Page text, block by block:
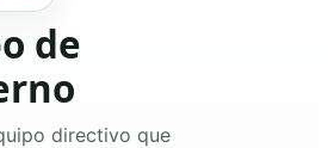
de
directivo que